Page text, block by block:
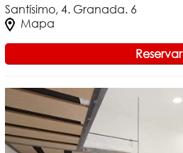
Santísimo, 4. Granada. 6
Mapa
Reservar